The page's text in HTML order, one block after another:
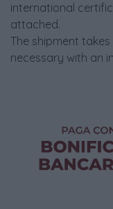
international
attached.
The shipment
necessary with an